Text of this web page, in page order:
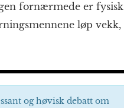
fornærmede er fysisk
løp vekk,
og høvisk debatt om